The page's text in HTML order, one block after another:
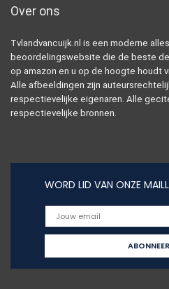
Over ons
Tvlandvancuijk.nl is een moderne
beoordelingswebsite die de beste
op amazon en u op de hoogte houdt
Alle afbeeldingen zijn
respectievelijke eigenaren. Alle
respectievelijke bronnen.
WORD LID VAN ONZE